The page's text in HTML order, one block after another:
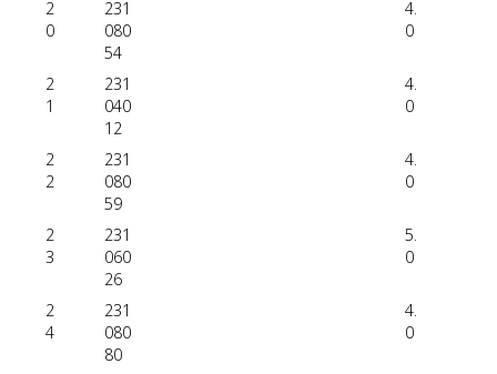
2
0
231
080
54
4.
0
2
1
231
040
12
4.
0
2
2
231
080
59
4.
0
2
3
231
060
26
5.
0
2
4
231
080
80
4.
0